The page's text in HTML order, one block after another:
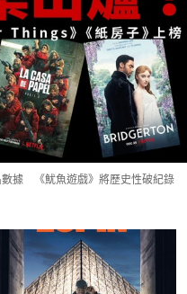
數據 《魷魚遊戲》將歷史性破紀錄